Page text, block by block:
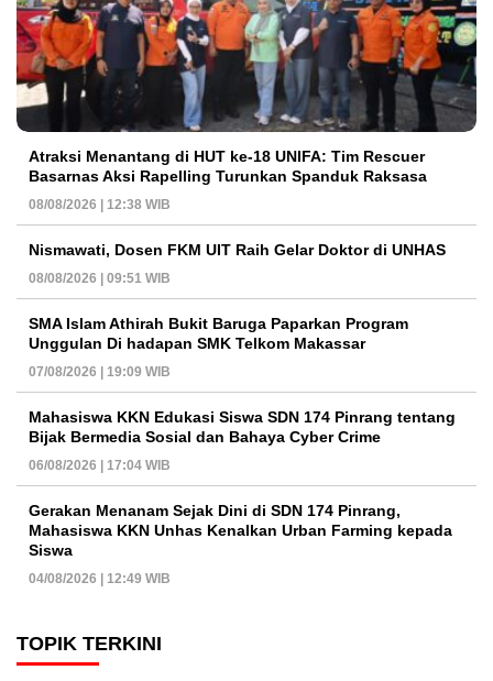
Atraksi Menantang di HUT ke-18 UNIFA: Tim Rescuer
Basarnas Aksi Rapelling Turunkan Spanduk Raksasa
08/08/2026 | 12:38 WIB
Nismawati, Dosen FKM UIT Raih Gelar Doktor di UNHAS
08/08/2026 | 09:51 WIB
SMA Islam Athirah Bukit Baruga Paparkan Program
Unggulan Di hadapan SMK Telkom Makassar
07/08/2026 | 19:09 WIB
Mahasiswa KKN Edukasi Siswa SDN 174 Pinrang tentang
Bijak Bermedia Sosial dan Bahaya Cyber Crime
06/08/2026 | 17:04 WIB
Gerakan Menanam Sejak Dini di SDN 174 Pinrang,
Mahasiswa KKN Unhas Kenalkan Urban Farming kepada
Siswa
04/08/2026 | 12:49 WIB
TOPIK TERKINI